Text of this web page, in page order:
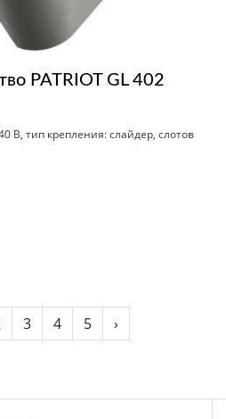
PATRIOT GL 402
В, тип крепления: слайдер, слотов
3 4 5 ›